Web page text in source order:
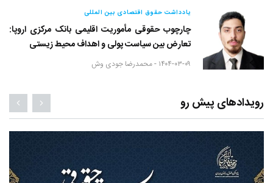
یادداشت حقوق اقتصادی بین المللی
چارچوب حقوقی مأموریت اقلیمی بانک مرکزی اروپا:
تعارض بین سیاست پولی و اهداف محیط زیستی
۱۴۰۴-۰۳-۰۹ - محمدرضا جودی وش
رویدادهای پیش رو